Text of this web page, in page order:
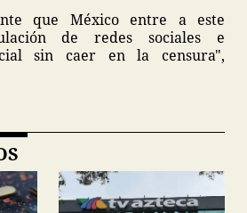
que México entre a este
de redes sociales e
sin caer en la censura",